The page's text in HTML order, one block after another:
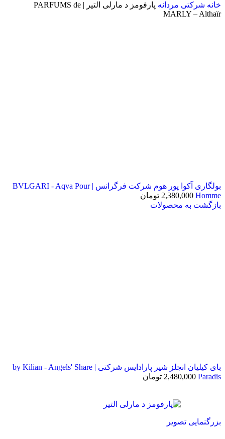
خانه شرکتی مردانه
پارفومز د مارلی التیر | PARFUMS de
MARLY – Althaïr
بولگاری آکوا پور هوم شرکت فرگرانس | BVLGARI - Aqva Pour
Homme
2,380,000 تومان
بازگشت به محصولات
بای کیلیان انجلز شیر پارادایس شرکتی | by Kilian - Angels' Share
Paradis
2,480,000 تومان
بزرگنمایی تصویر